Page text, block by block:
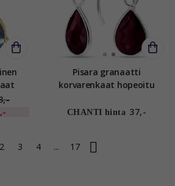
Pisara granaatti
korvarenkaat hopeoitu
CHANTI hinta 37,-
2 3 4 ... 17